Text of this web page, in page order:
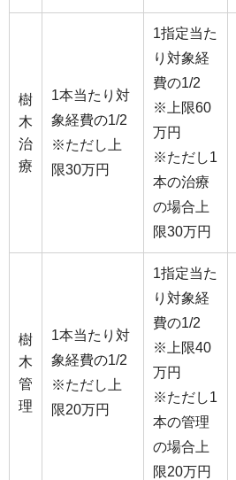
樹
木
治
療
1本当たり対
象経費の1/2
※ただし上
限30万円
1指定当た
り対象経
費の1/2
※上限60
万円
※ただし1
本の治療
の場合上
限30万円
樹
木
管
理
1本当たり対
象経費の1/2
※ただし上
限20万円
1指定当た
り対象経
費の1/2
※上限40
万円
※ただし1
本の管理
の場合上
限20万円